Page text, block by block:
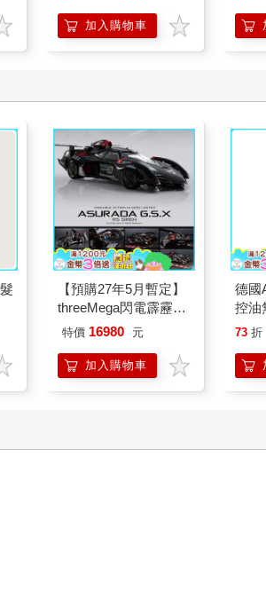
加入購物車
【預購27年5月暫定】
threeMega閃電霹靂車
VA Hi-SPEC UNITED
SIREN 黑色限定
特價 16980 元
加入購物車
德國
控油
凝露
調
滋潤
73 折